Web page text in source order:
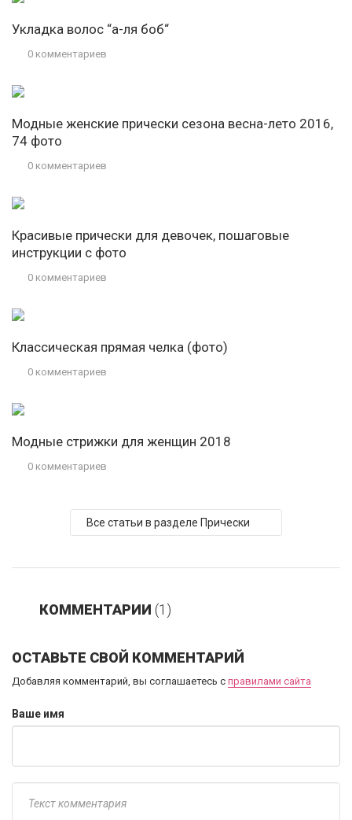
Укладка волос “а-ля боб“
0 комментариев
Модные женские прически сезона весна-лето 2016,
74 фото
0 комментариев
Красивые прически для девочек, пошаговые
инструкции с фото
0 комментариев
Классическая прямая челка (фото)
0 комментариев
Модные стрижки для женщин 2018
0 комментариев
Все статьи в разделе Прически
КОММЕНТАРИИ (1)
ОСТАВЬТЕ СВОЙ КОММЕНТАРИЙ
Добавляя комментарий, вы соглашаетесь с правилами сайта
Ваше имя